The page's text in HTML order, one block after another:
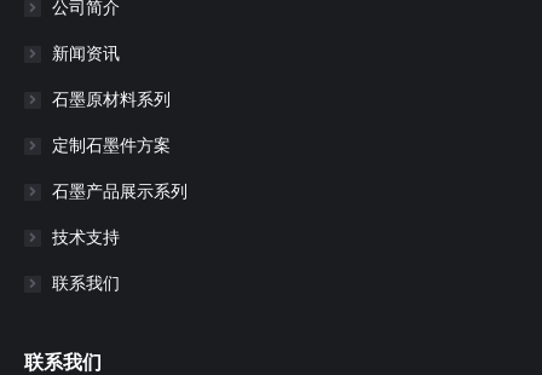
公司简介
新闻资讯
石墨原材料系列
定制石墨件方案
石墨产品展示系列
技术支持
联系我们
联系我们